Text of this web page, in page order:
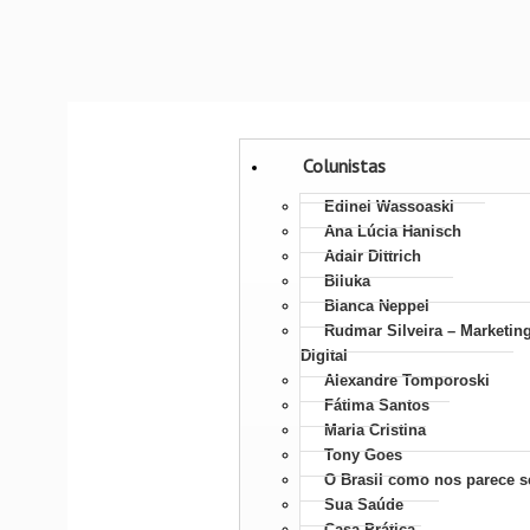
Colunistas
Edinei Wassoaski
Ana Lúcia Hanisch
Adair Dittrich
Biluka
Bianca Neppel
Rudmar Silveira –
Digital
Alexandre Tomporoski
Fátima Santos
Maria Cristina
Tony Goes
O Brasil como nos parece
Sua Saúde